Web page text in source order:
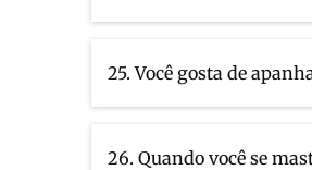
25. Você gosta de
26. Quando você se